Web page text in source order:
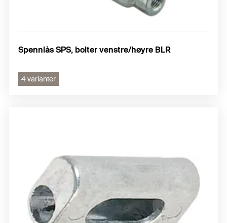
Spennlås SPS, bolter venstre/høyre BLR
4 varianter